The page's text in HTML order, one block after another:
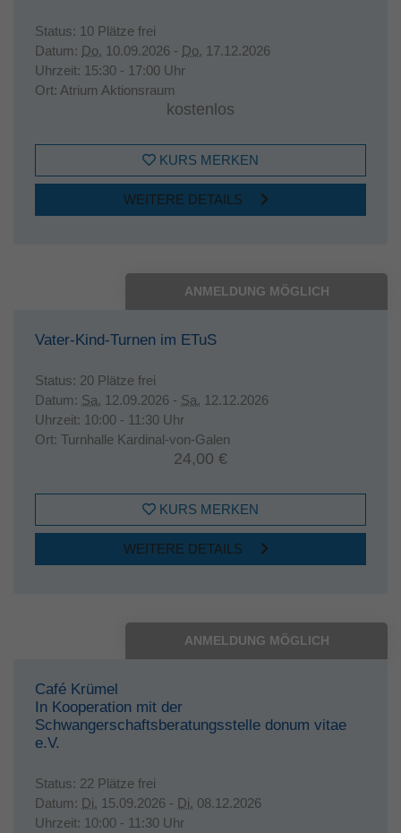
Status: 10 Plätze frei
Datum: Do. 10.09.2026 - Do. 17.12.2026
Uhrzeit: 15:30 - 17:00 Uhr
Ort: Atrium Aktionsraum
kostenlos
KURS MERKEN
WEITERE DETAILS
ANMELDUNG MÖGLICH
Vater-Kind-Turnen im ETuS
Status: 20 Plätze frei
Datum: Sa. 12.09.2026 - Sa. 12.12.2026
Uhrzeit: 10:00 - 11:30 Uhr
Ort: Turnhalle Kardinal-von-Galen
24,00 €
KURS MERKEN
WEITERE DETAILS
ANMELDUNG MÖGLICH
Café Krümel
In Kooperation mit der
Schwangerschaftsberatungsstelle donum vitae
e.V.
Status: 22 Plätze frei
Datum: Di. 15.09.2026 - Di. 08.12.2026
Uhrzeit: 10:00 - 11:30 Uhr